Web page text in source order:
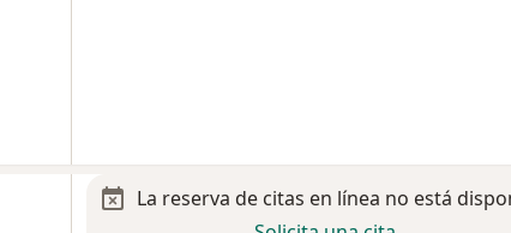
La reserva de citas en línea no está